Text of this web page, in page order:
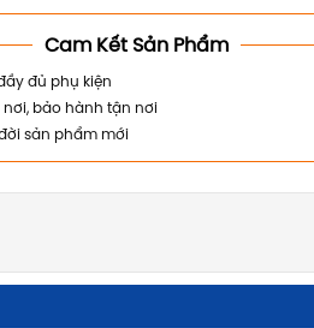
Cam Kết Sản Phẩm
đủ phụ kiện
bảo hành tận nơi
sản phẩm mới